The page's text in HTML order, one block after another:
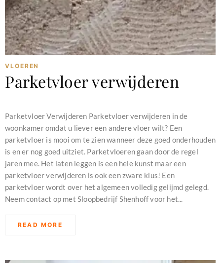
VLOEREN
Parketvloer verwijderen
Parketvloer Verwijderen Parketvloer verwijderen in de
woonkamer omdat u liever een andere vloer wilt? Een
parketvloer is mooi om te zien wanneer deze goed onderhouden
is en er nog goed uitziet. Parketvloeren gaan door de regel
jaren mee. Het laten leggen is een hele kunst maar een
parketvloer verwijderen is ook een zware klus! Een
parketvloer wordt over het algemeen volledig gelijmd gelegd.
Neem contact op met Sloopbedrijf Shenhoff voor het...
READ MORE